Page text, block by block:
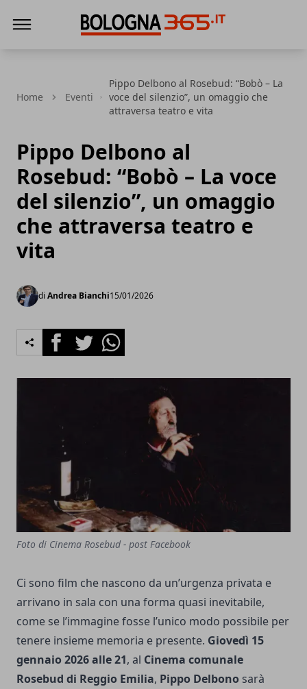
Home Eventi
Pippo Delbono al Rosebud: “Bobò – La
voce del silenzio”, un omaggio che
attraversa teatro e vita
Pippo Delbono al
Rosebud: “Bobò – La voce
del silenzio”, un omaggio
che attraversa teatro e
vita
di Andrea Bianchi15/01/2026
FacebookTwitterWhatsapp
Foto di Cinema Rosebud - post Facebook
Ci sono film che nascono da un’urgenza privata e
arrivano in sala con una forma quasi inevitabile,
come se l’immagine fosse l’unico modo possibile per
tenere insieme memoria e presente. Giovedì 15
gennaio 2026 alle 21, al Cinema comunale
Rosebud di Reggio Emilia, Pippo Delbono sarà